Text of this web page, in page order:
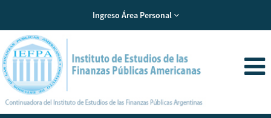
Ingreso Área Personal